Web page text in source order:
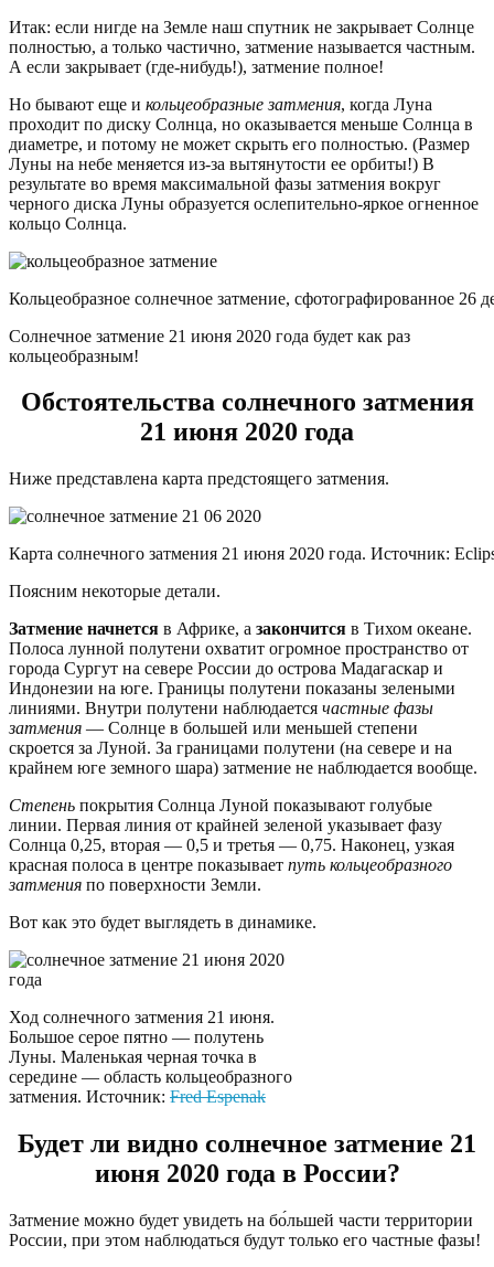
Итак: если нигде на Земле наш спутник не закрывает Солнце
полностью, а только частично, затмение называется частным.
А если закрывает (где-нибудь!), затмение полное!
Но бывают еще и кольцеобразные затмения, когда Луна
проходит по диску Солнца, но оказывается меньше Солнца в
диаметре, и потому не может скрыть его полностью. (Размер
Луны на небе меняется из-за вытянутости ее орбиты!) В
результате во время максимальной фазы затмения вокруг
черного диска Луны образуется ослепительно-яркое огненное
кольцо Солнца.
Кольцеобразное солнечное затмение, сфотографированное
Солнечное затмение 21 июня 2020 года будет как раз
кольцеобразным!
Обстоятельства солнечного затмения
21 июня 2020 года
Ниже представлена карта предстоящего затмения.
Карта солнечного затмения 21 июня 2020 года. Источник:
Поясним некоторые детали.
Затмение начнется в Африке, а закончится в Тихом океане.
Полоса лунной полутени охватит огромное пространство от
города Сургут на севере России до острова Мадагаскар и
Индонезии на юге. Границы полутени показаны зелеными
линиями. Внутри полутени наблюдается частные фазы
затмения — Солнце в большей или меньшей степени
скроется за Луной. За границами полутени (на севере и на
крайнем юге земного шара) затмение не наблюдается вообще.
Степень покрытия Солнца Луной показывают голубые
линии. Первая линия от крайней зеленой указывает фазу
Солнца 0,25, вторая — 0,5 и третья — 0,75. Наконец, узкая
красная полоса в центре показывает путь кольцеобразного
затмения по поверхности Земли.
Вот как это будет выглядеть в динамике.
Ход солнечного затмения 21 июня.
Большое серое пятно — полутень
Луны. Маленькая черная точка в
середине — область кольцеобразного
затмения. Источник: Fred Espenak
Будет ли видно солнечное затмение 21
июня 2020 года в России?
Затмение можно будет увидеть на бо́льшей части территории
России, при этом наблюдаться будут только его частные фазы!